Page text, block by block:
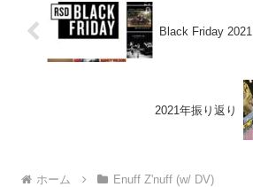
Black Friday 2021
2021年振り返り
ホーム Enuff Z'nuff (w/ DV)